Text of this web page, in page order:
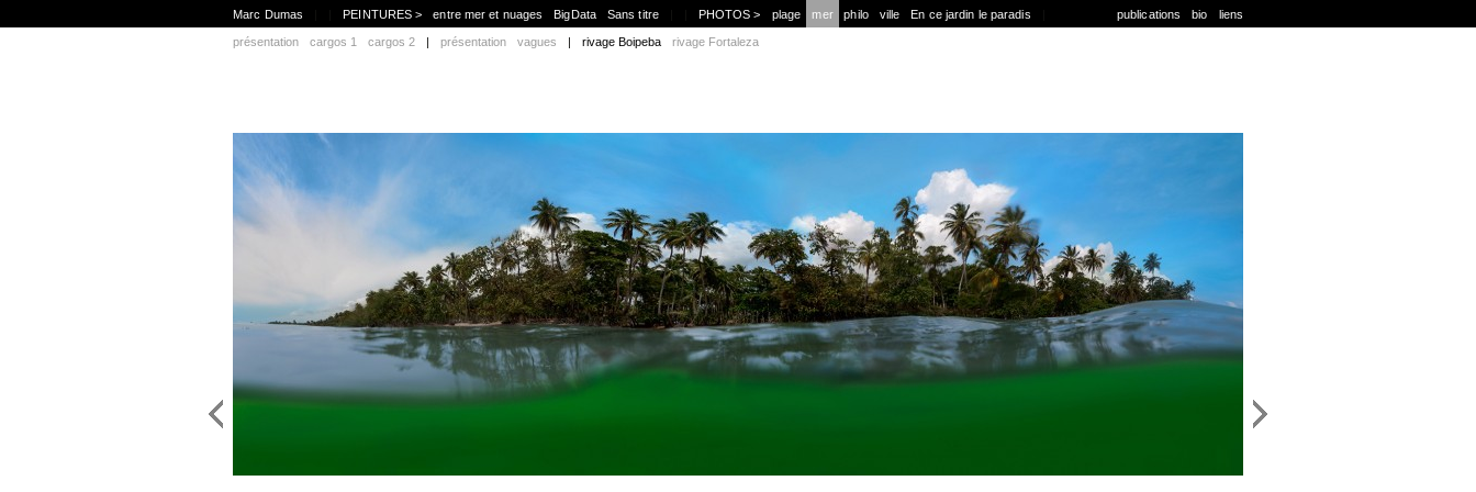
Marc Dumas PEINTURES > entre mer et nuages BigData Sans titre PHOTOS > plage mer
présentation cargos 1 cargos 2 | présentation vagues | rivage Boipeba rivage Fortaleza
philo ville En ce jardin le paradis publications bio liens